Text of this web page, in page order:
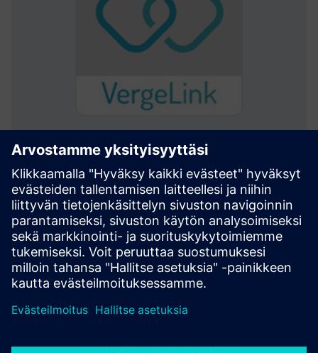
VergeLink
Vergelink on moderni ratkaisu teollisuus 4.0 -yhteyksiin,
joka auttaa keräämään kaikki tarvitsemasi tiedot, pitämään
kustannukset alhaisina ja kehittämään IoT-käyttötapaustasi
nopeasti. VergeLinkin avulla voit määrittää kenttälait...
Lue lisää